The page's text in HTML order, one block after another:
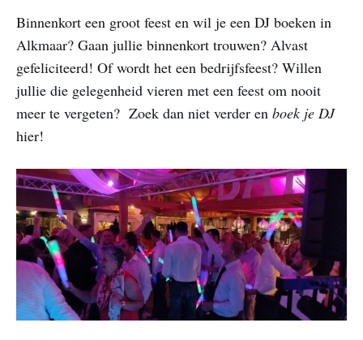
Binnenkort een groot feest en wil je een DJ boeken in
Alkmaar? Gaan jullie binnenkort trouwen? Alvast
gefeliciteerd! Of wordt het een bedrijfsfeest? Willen
jullie die gelegenheid vieren met een feest om nooit
meer te vergeten? Zoek dan niet verder en boek je DJ
hier!